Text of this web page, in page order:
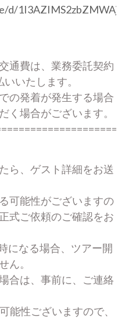
d/
通費は、業務委託契約
いたします。
の発着が発生する場合
く場合がございます。
ら、ゲスト詳細をお送
可能性がございますの
式ご依頼のご確認をお
なる場合、ツアー開
ん。
合は、事前に、ご連絡
性ございますので、